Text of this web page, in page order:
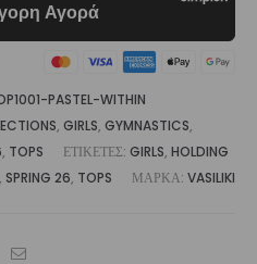
PASTEL-WITHIN
, GIRLS, GYMNASTICS,
, TOPS ΕΤΙΚΈΤΕΣ: GIRLS, HOLDING
, SPRING 26, TOPS ΜΆΡΚΑ: VASILIKI